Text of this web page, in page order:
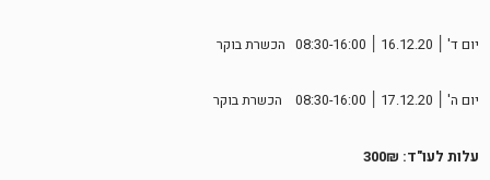
יום ד' ׀ 16.12.20 ׀ 08:30-16:00 הכשרת בוקר
יום ה' ׀ 17.12.20 ׀ 08:30-16:00 הכשרת בוקר
עלות לעו"ד: 300₪